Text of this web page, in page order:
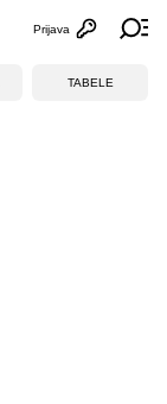
Otvori
Prijava
TABELE